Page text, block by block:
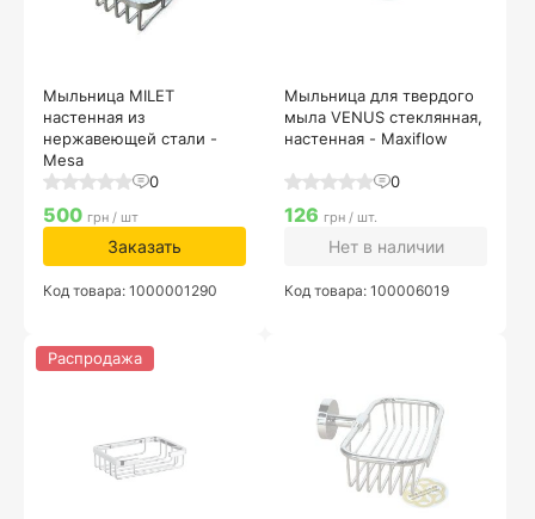
Мыльница MILET
настенная из
нержавеющей стали -
Mesa
0
500 грн / шт
Заказать
Код товара: 1000001290
Мыльница для твердого
мыла VENUS стеклянная,
настенная - Maxiflow
0
126 грн / шт.
Нет в наличии
Код товара: 100006019
Распродажа